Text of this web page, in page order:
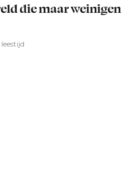
die maar weinigen